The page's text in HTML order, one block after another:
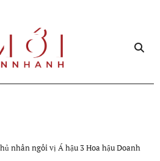
nhân ngôi vị Á hậu 3 Hoa hậu Doanh